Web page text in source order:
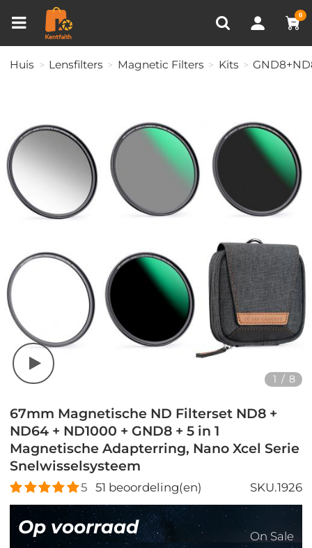
0
RECENT BEKEKEN
Huis Lensfilters Magnetic Filters Kits
1 / 8
67mm Magnetische ND Filterset ND8 +
ND64 + ND1000 + GND8 + 5 in 1
Magnetische Adapterring, Nano Xcel Serie
Snelwisselsysteem
5 51 beoordeling(en) SKU.1926
Op voorraad On Sale